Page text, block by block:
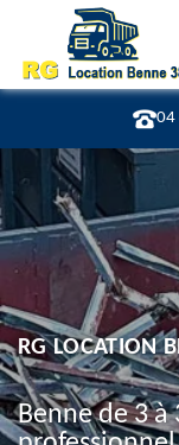
04
RG LOCATION
Benne de 3 à